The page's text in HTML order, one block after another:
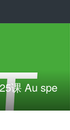
课 Au spe